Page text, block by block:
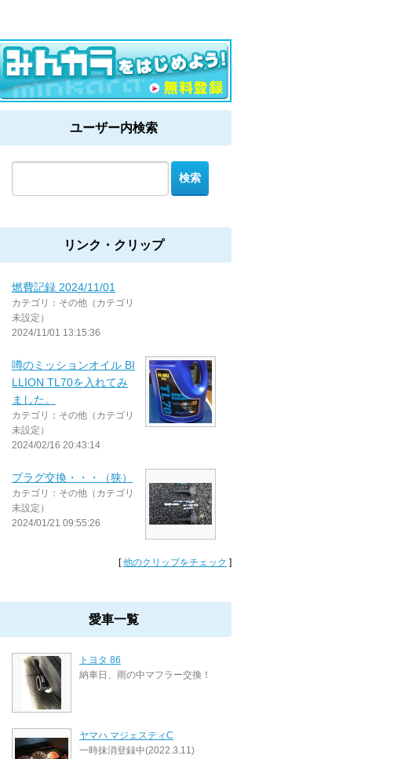
ユーザー内検索
リンク・クリップ
燃費記録 2024/11/01
カテゴリ：その他（カテゴリ
未設定）
2024/11/01 13:15:36
噂のミッションオイル BI
LLION TL70を入れてみ
ました。
カテゴリ：その他（カテゴリ
未設定）
2024/02/16 20:43:14
プラグ交換・・・（狭）
カテゴリ：その他（カテゴリ
未設定）
2024/01/21 09:55:26
[他のクリップをチェック ]
愛車一覧
トヨタ 86
納車日、雨の中マフラー交換！
ヤマハ マジェスティC
一時抹消登録中(2022.3.11)